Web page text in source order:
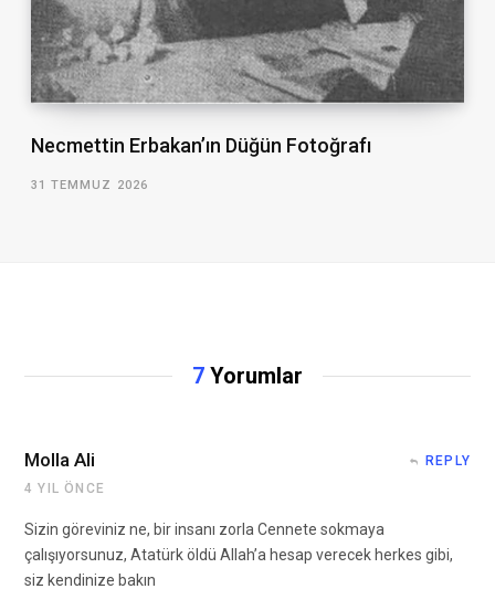
Necmettin Erbakan’ın Düğün Fotoğrafı
31 TEMMUZ 2026
7 Yorumlar
Molla Ali
4 YIL ÖNCE
REPLY
Sizin göreviniz ne, bir insanı zorla Cennete sokmaya
çalışıyorsunuz, Atatürk öldü Allah’a hesap verecek herkes gibi,
siz kendinize bakın